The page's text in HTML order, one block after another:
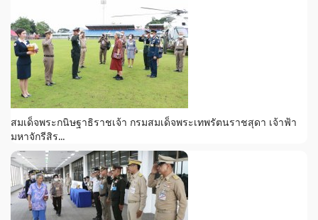
สมเด็จพระกนิษฐาธิราชเจ้า กรมสมเด็จพระเทพรัตนราชสุดา เจ้าฟ้า
มหาจักรีสิร...